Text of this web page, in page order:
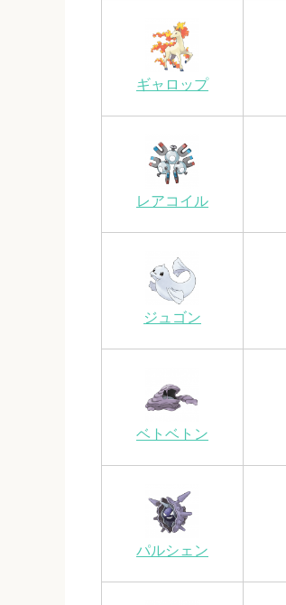
ギャロップ
レアコイル
ジュゴン
ベトベトン
パルシェン